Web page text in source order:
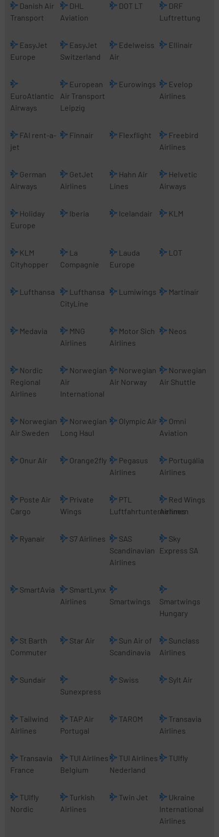
Danish Air
Transport
DHL
Aviation
DOT LT
DRF
Luftrettung
EasyJet
Europe
EasyJet
Switzerland
Edelweiss
Air
Ellinair
EuroAtlantic
Airways
European
Air Transport
Leipzig
Eurowings
Evelop
Airlines
FAI rent-a-
jet
Finnair Flexflight
Freebird
Airlines
German
Airways
GetJet
Airlines
Hahn Air
Lines
Helvetic
Airways
Holiday
Europe
Iberia Icelandair KLM
KLM
Cityhopper
La
Compagnie
Lauda
Europe
LOT
Lufthansa
Lufthansa
CityLine
Lumiwings Martinair
Medavia
MNG
Airlines
Motor Sich
Airlines
Neos
Nordic
Regional
Airlines
Norwegian
Air
International
Norwegian
Air Norway
Norwegian
Air Shuttle
Norwegian
Air Sweden
Norwegian
Long Haul
Olympic Air
Omni
Aviation
Onur Air Orange2fly
Pegasus
Airlines
Portugália
Airlines
Poste Air
Cargo
Private
Wings
PTL
Luftfahrtunternehmen
Red Wings
Airlines
Ryanair S7 Airlines
SAS
Scandinavian
Airlines
Sky
Express SA
SmartAvia
SmartLynx
Airlines
Smartwings
Smartwings
Hungary
St Barth
Commuter
Star Air
Sun Air of
Scandinavia
Sunclass
Airlines
Sundair
Sunexpress
Swiss Sylt Air
Tailwind
Airlines
TAP Air
Portugal
TAROM
Transavia
Airlines
Transavia
France
TUI Airlines
Belgium
TUI Airlines
Nederland
TUIfly
TUIfly
Nordic
Turkish
Airlines
Twin Jet
Ukraine
International
Airlines